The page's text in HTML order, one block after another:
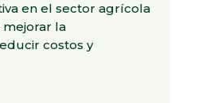
en el sector agrícola
mejorar la
costos y